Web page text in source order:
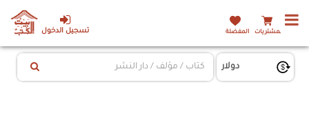
تسجيل الدخول المشتريات المفضلة